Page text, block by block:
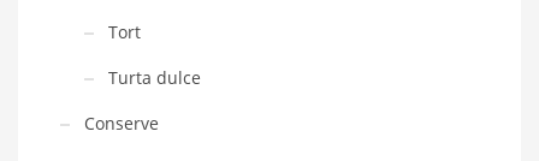
Tort
Turta dulce
Conserve